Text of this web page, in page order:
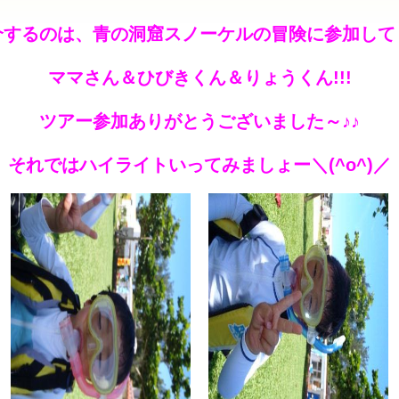
るのは、青の洞窟スノーケルの冒険に参加し
ママさん＆ひびきくん＆りょうくん!!!
ツアー参加ありがとうございました～♪♪
それではハイライトいってみましょー＼(^o^)／